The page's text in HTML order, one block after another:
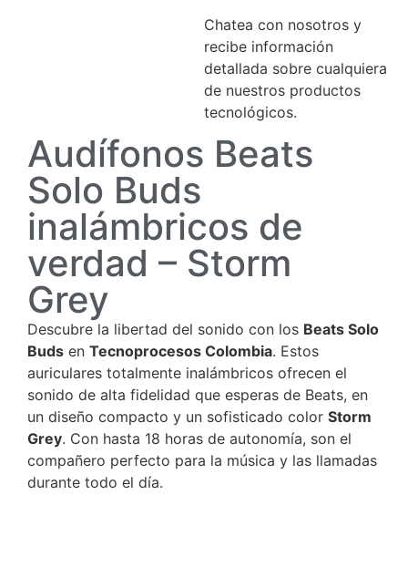
Chatea con nosotros y
recibe información
detallada sobre cualquiera
de nuestros productos
tecnológicos.
Audífonos Beats
Solo Buds
inalámbricos de
verdad – Storm
Grey
Descubre la libertad del sonido con los Beats Solo
Buds en Tecnoprocesos Colombia. Estos
auriculares totalmente inalámbricos ofrecen el
sonido de alta fidelidad que esperas de Beats, en
un diseño compacto y un sofisticado color Storm
Grey. Con hasta 18 horas de autonomía, son el
compañero perfecto para la música y las llamadas
durante todo el día.